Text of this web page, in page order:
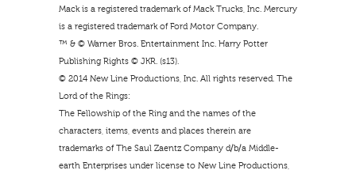
Mack is a registered trademark of Mack Trucks, Inc. Mercury
is a registered trademark of Ford Motor Company.
™ & © Warner Bros. Entertainment Inc. Harry Potter
Publishing Rights © JKR. (s13).
© 2014 New Line Productions, Inc. All rights reserved. The
Lord of the Rings:
The Fellowship of the Ring and the names of the
characters, items, events and places therein are
trademarks of The Saul Zaentz Company d/b/a Middle-
earth Enterprises under license to New Line Productions,